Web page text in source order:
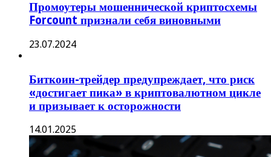
Промоутеры мошеннической криптосхемы
Forcount признали себя виновными
23.07.2024
Биткоин-трейдер предупреждает, что риск
«достигает пика» в криптовалютном цикле
и призывает к осторожности
14.01.2025